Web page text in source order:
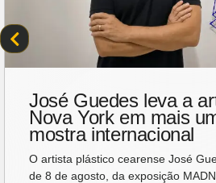
José Guedes leva a
Nova York em mais
mostra internacional
O artista plástico cearense José
de 8 de agosto, da exposição